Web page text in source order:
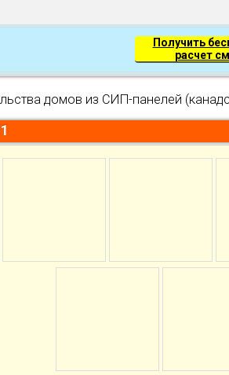
Получить
расчет
домов из СИП-панелей